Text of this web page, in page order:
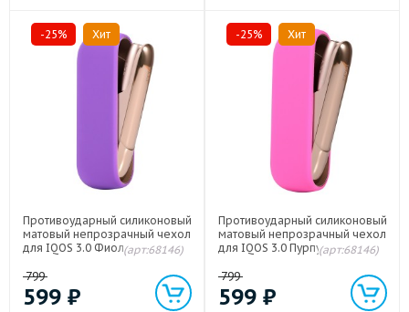
-25% Хит
Противоударный силиконовый
матовый непрозрачный чехол
для IQOS 3.0 Фиолетовый
(арт:68146)
799
599 ₽
-25% Хит
Противоударный силиконовый
матовый непрозрачный чехол
для IQOS 3.0 Пурпурный(арт:68146)
799
599 ₽